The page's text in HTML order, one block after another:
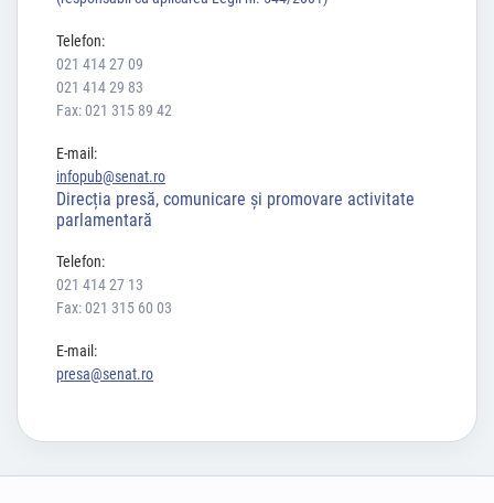
Telefon:
021 414 27 09
021 414 29 83
Fax: 021 315 89 42
E-mail:
infopub@senat.ro
Direcția presă, comunicare și promovare activitate
parlamentară
Telefon:
021 414 27 13
Fax: 021 315 60 03
E-mail:
presa@senat.ro